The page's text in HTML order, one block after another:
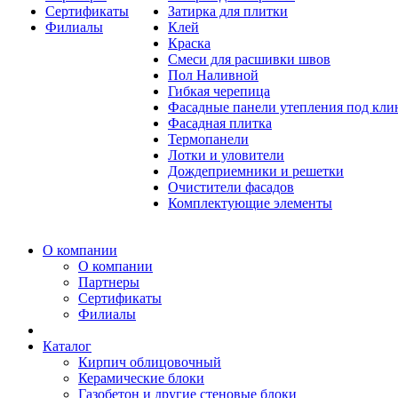
Сертификаты
Филиалы
Затирка для плитки
Клей
Краска
Смеси для расшивки швов
Пол Наливной
Гибкая черепица
Фасадные панели утепления под
Фасадная плитка
Термопанели
Лотки и уловители
Дождеприемники и решетки
Очистители фасадов
Комплектующие элементы
О компании
О компании
Партнеры
Сертификаты
Филиалы
Каталог
Кирпич облицовочный
Керамические блоки
Газобетон и другие стеновые блоки